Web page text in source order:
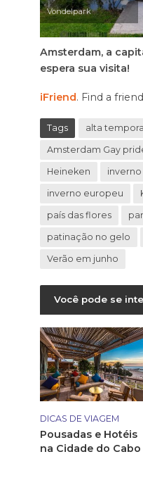
Vondelpark
Amsterdam, a
espera sua visita!
iFriend. Find a
Tags alta
Amsterdam Gay
Heineken
inverno europeu
país das flores
patinação no gelo
Verão em junho
Você pode se
DICAS DE VIAGEM
Pousadas e Hotéis
na Cidade do Cabo